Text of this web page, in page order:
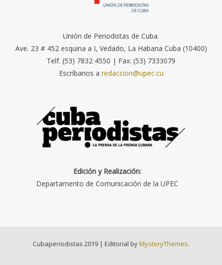
Unión de Periodistas de Cuba.
Ave. 23 # 452 esquina a I, Vedado, La Habana Cuba (10400)
Telf. (53) 7832 4550 | Fax: (53) 7333079
Escríbanos a redaccion@upec.cu
Edición y Realización:
Departamento de Comunicación de la UPEC
Cubaperiodistas 2019 | Editorial byMysteryThemes.